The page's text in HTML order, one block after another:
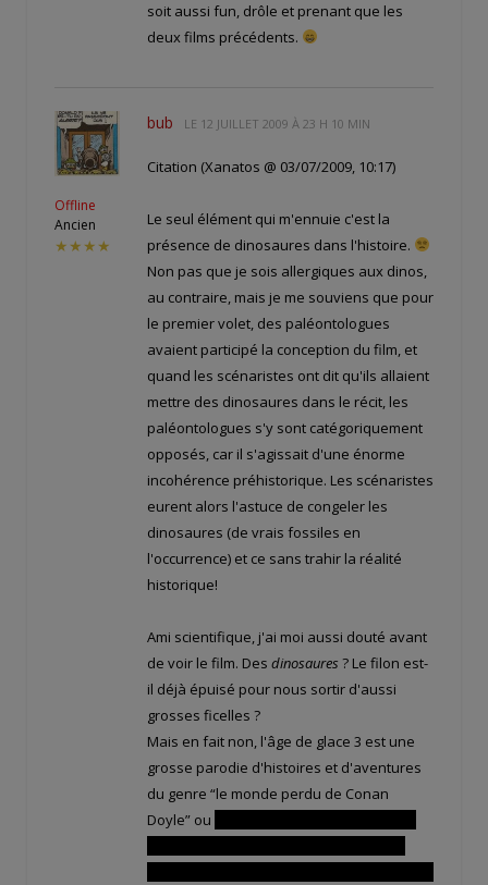
soit aussi fun, drôle et prenant que les
deux films précédents.
Offline
Ancien
★★★★
bub LE 12 JUILLET 2009 À 23 H 10 MIN
Citation (Xanatos @ 03/07/2009, 10:17)
Le seul élément qui m'ennuie c'est la
présence de dinosaures dans l'histoire.
Non pas que je sois allergiques aux dinos,
au contraire, mais je me souviens que pour
le premier volet, des paléontologues
avaient participé la conception du film, et
quand les scénaristes ont dit qu'ils allaient
mettre des dinosaures dans le récit, les
paléontologues s'y sont catégoriquement
opposés, car il s'agissait d'une énorme
incohérence préhistorique. Les scénaristes
eurent alors l'astuce de congeler les
dinosaures (de vrais fossiles en
l'occurrence) et ce sans trahir la réalité
historique!
Ami scientifique, j'ai moi aussi douté avant
de voir le film. Des dinosaures ? Le filon est-
il déjà épuisé pour nous sortir d'aussi
grosses ficelles ?
Mais en fait non, l'âge de glace 3 est une
grosse parodie d'histoires et d'aventures
du genre “le monde perdu de Conan
Doyle” ou